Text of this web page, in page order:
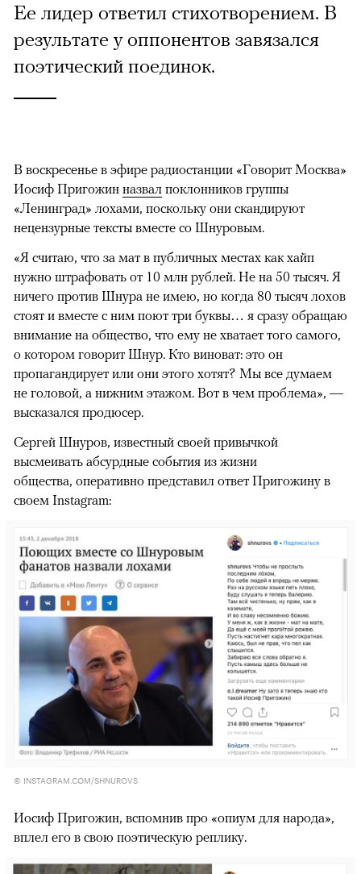
Ее лидер ответил стихотворением. В
результате у оппонентов завязался
поэтический поединок.
В воскресенье в эфире радиостанции «Говорит Москва»
Иосиф Пригожин назвал поклонников группы
«Ленинград» лохами, поскольку они скандируют
нецензурные тексты вместе со Шнуровым.
«Я считаю, что за мат в публичных местах как хайп
нужно штрафовать от 10 млн рублей. Не на 50 тысяч. Я
ничего против Шнура не имею, но когда 80 тысяч лохов
стоят и вместе с ним поют три буквы… я сразу обращаю
внимание на общество, что ему не хватает того самого,
о котором говорит Шнур. Кто виноват: это он
пропагандирует или они этого хотят? Мы все думаем
не головой, а нижним этажом. Вот в чем проблема», —
высказался продюсер.
Сергей Шнуров, известный своей привычкой
высмеивать абсурдные события из жизни
общества, оперативно представил ответ Пригожину в
своем Instagram:
© INSTAGRAM.COM/SHNUROVS
Иосиф Пригожин, вспомнив про «опиум для народа»,
вплел его в свою поэтическую реплику.